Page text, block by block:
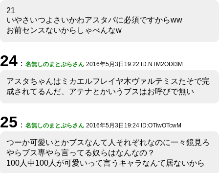
21
いやさいつよさいかわアスタパに必須ですからww
お前センスないからしゃべんなw
24 ： 名無しのまとぷらさん 2016年5月3日19:22 ID:NTM2ODI3M
アスタちゃんはミカエルフレイヤ木ヴァルテミスたそで完
成されてるんだ、アテナとかいうブスはお呼びで無い
25 ： 名無しのまとぷらさん 2016年5月3日19:24 ID:OTIwOTcwM
つーか可愛いとかブスなんて人それぞれなのに一々鏡見ろ
やらブス専やら言ってる奴らはなんなの？
100人中100人が可愛いって言うキャラなんて居ないから